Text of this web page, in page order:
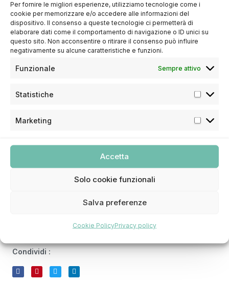
Per fornire le migliori esperienze, utilizziamo tecnologie come i
cookie per memorizzare e/o accedere alle informazioni del
dispositivo. Il consenso a queste tecnologie ci permetterà di
elaborare dati come il comportamento di navigazione o ID unici su
questo sito. Non acconsentire o ritirare il consenso può influire
negativamente su alcune caratteristiche e funzioni.
Funzionale Sempre attivo
Statistiche
Marketing
Accetta
Solo cookie funzionali
Salva preferenze
Cookie PolicyPrivacy policy
sorriso?
Non esitare a contattarci
Prenota un appuntamento nel nostro studio oggi
stesso e inizia il tuo percorso verso un sorriso più
Dott. Maurizio Aquino
Specializzato in Odontostomatologia all’Università
in Ortodonzia all’Università di Napoli e un corso di
Condividi :